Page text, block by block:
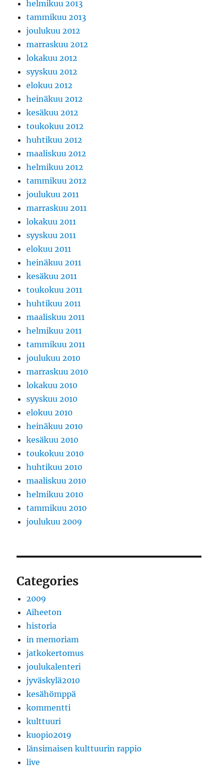
helmikuu 2013
tammikuu 2013
joulukuu 2012
marraskuu 2012
lokakuu 2012
syyskuu 2012
elokuu 2012
heinäkuu 2012
kesäkuu 2012
toukokuu 2012
huhtikuu 2012
maaliskuu 2012
helmikuu 2012
tammikuu 2012
joulukuu 2011
marraskuu 2011
lokakuu 2011
syyskuu 2011
elokuu 2011
heinäkuu 2011
kesäkuu 2011
toukokuu 2011
huhtikuu 2011
maaliskuu 2011
helmikuu 2011
tammikuu 2011
joulukuu 2010
marraskuu 2010
lokakuu 2010
syyskuu 2010
elokuu 2010
heinäkuu 2010
kesäkuu 2010
toukokuu 2010
huhtikuu 2010
maaliskuu 2010
helmikuu 2010
tammikuu 2010
joulukuu 2009
Categories
2009
Aiheeton
historia
in memoriam
jatkokertomus
joulukalenteri
jyväskylä2010
kesähömppä
kommentti
kulttuuri
kuopio2019
länsimaisen kulttuurin rappio
live